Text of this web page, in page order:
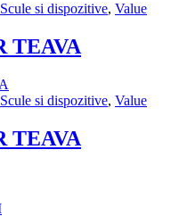
Scule si dispozitive, Value
TEAVA
Scule si dispozitive, Value
TEAVA